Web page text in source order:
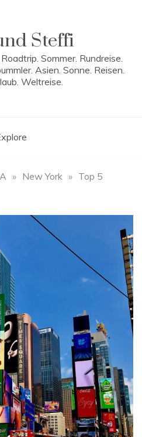
Steffi
Sommer. Rundreise.
Asien. Sonne. Reisen.
Weltreise.
» New York » Top 5